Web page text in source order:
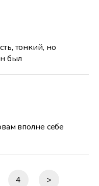
тонкий, но
был
вполне себе
4 >